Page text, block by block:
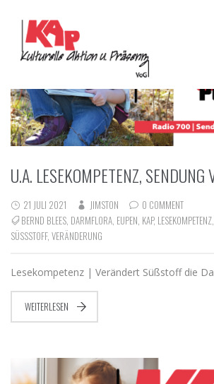
U.A. LESEKOMPETENZ,
21 JULI 2021 JIMSTON
0 COMMENT
BERND BLEES DARMFLORA EUPEN KAP, LESEKOMPETENZ
SÜSSSTOFF , VERÄNDERUNG
Lesekompetenz | Verändert Süßstoff die
WEITERLESEN